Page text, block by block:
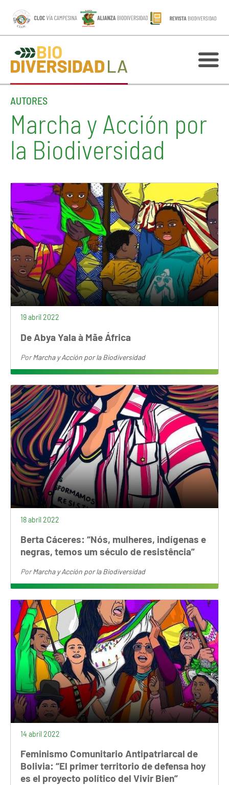
AUTORES
Marcha y Acción por
la Biodiversidad
19 abril 2022
De Abya Yala à Mãe África
PorMarcha y Acción por la Biodiversidad
18 abril 2022
Berta Cáceres: “Nós, mulheres, indígenas e
negras, temos um século de resistência”
PorMarcha y Acción por la Biodiversidad
14 abril 2022
Feminismo Comunitario Antipatriarcal de
Bolivia: “El primer territorio de defensa hoy
es el proyecto político del Vivir Bien”